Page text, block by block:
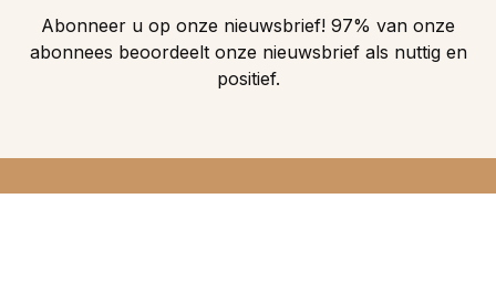
Abonneer u op onze nieuwsbrief! 97% van onze
abonnees beoordeelt onze nieuwsbrief als nuttig en
positief.